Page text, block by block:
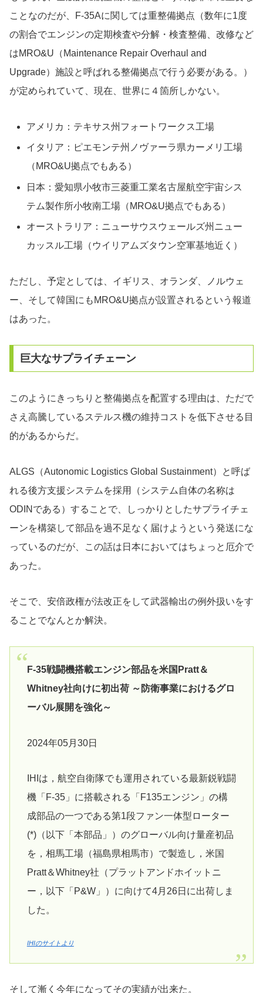
ことなのだが、F-35Aに関しては重整備拠点（数年に1度
の割合でエンジンの定期検査や分解・検査整備、改修など
はMRO&U（Maintenance Repair Overhaul and
Upgrade）施設と呼ばれる整備拠点で行う必要がある。）
が定められていて、現在、世界に４箇所しかない。
アメリカ：テキサス州フォートワークス工場
イタリア：ピエモンテ州ノヴァーラ県カーメリ工場
（MRO&U拠点でもある）
日本：愛知県小牧市三菱重工業名古屋航空宇宙シス
テム製作所小牧南工場（MRO&U拠点でもある）
オーストラリア：ニューサウスウェールズ州ニュー
カッスル工場（ウイリアムズタウン空軍基地近く）
ただし、予定としては、イギリス、オランダ、ノルウェ
ー、そして韓国にもMRO&U拠点が設置されるという報道
はあった。
巨大なサプライチェーン
このようにきっちりと整備拠点を配置する理由は、ただで
さえ高騰しているステルス機の維持コストを低下させる目
的があるからだ。
ALGS（Autonomic Logistics Global Sustainment）と呼ば
れる後方支援システムを採用（システム自体の名称は
ODINである）することで、しっかりとしたサプライチェ
ーンを構築して部品を過不足なく届けようという発送にな
っているのだが、この話は日本においてはちょっと厄介で
あった。
そこで、安倍政権が法改正をして武器輸出の例外扱いをす
ることでなんとか解決。
F-35戦闘機搭載エンジン部品を米国Pratt＆
Whitney社向けに初出荷 ～防衛事業におけるグロ
ーバル展開を強化～
2024年05月30日
IHIは，航空自衛隊でも運用されている最新鋭戦闘
機「F-35」に搭載される「F135エンジン」の構
成部品の一つである第1段ファン一体型ローター
(*)（以下「本部品」）のグローバル向け量産初品
を，相馬工場（福島県相馬市）で製造し，米国
Pratt＆Whitney社（プラットアンドホイットニ
ー，以下「P&W」）に向けて4月26日に出荷しま
した。
IHIのサイトより
そして漸く今年になってその実績が出来た。